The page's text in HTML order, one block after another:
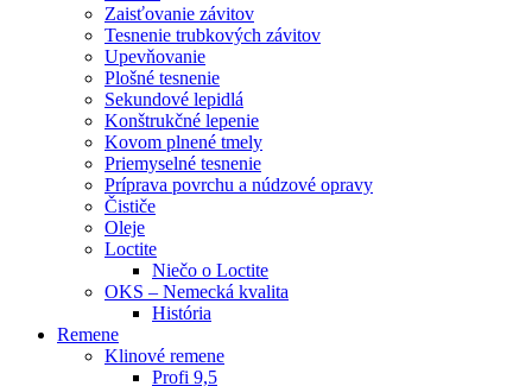
Zaisťovanie závitov
Tesnenie trubkových závitov
Upevňovanie
Plošné tesnenie
Sekundové lepidlá
Konštrukčné lepenie
Kovom plnené tmely
Priemyselné tesnenie
Príprava povrchu a núdzové opravy
Čističe
Oleje
Loctite
Niečo o Loctite
OKS – Nemecká kvalita
História
Remene
Klinové remene
Profi 9,5